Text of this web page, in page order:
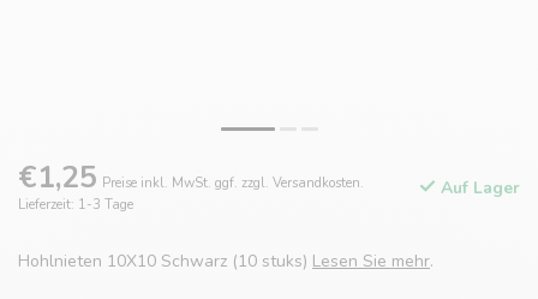
€1,25 Preise inkl. MwSt. ggf. zzgl. Versandkosten.
Lieferzeit: 1-3 Tage
Auf Lager
Hohlnieten 10X10 Schwarz (10 stuks) Lesen Sie mehr.